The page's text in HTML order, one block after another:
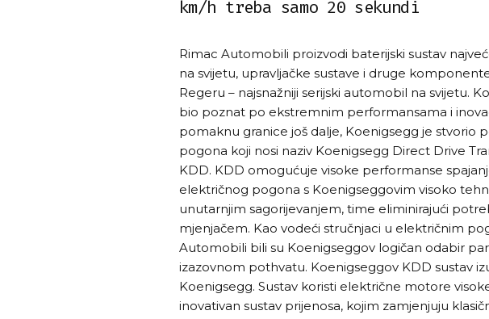
km/h treba samo 20 sekundi
Rimac Automobili proizvodi baterijski sustav
na svijetu, upravljačke sustave i druge
Regeru – najsnažniji serijski automobil na svijetu.
bio poznat po ekstremnim performansama i
pomaknu granice još dalje, Koenigsegg je stvorio
pogona koji nosi naziv Koenigsegg Direct Drive
KDD. KDD omogućuje visoke performanse
električnog pogona s Koenigseggovim visoko
unutarnjim sagorijevanjem, time eliminirajući
mjenjačem. Kao vodeći stručnjaci u električnim
Automobili bili su Koenigseggov logičan odabir
izazovnom pothvatu. Koenigseggov KDD sustav
Koenigsegg. Sustav koristi električne motore
inovativan sustav prijenosa, kojim zamjenjuju